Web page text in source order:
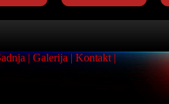
Galerija
Kontakt